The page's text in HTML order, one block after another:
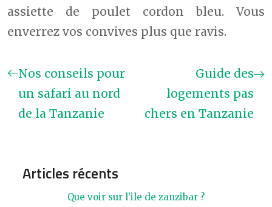
assiette de poulet cordon bleu. Vous
enverrez vos convives plus que ravis.
Nos conseils pour
un safari au nord
de la Tanzanie
Guide des
logements pas
chers en Tanzanie
Articles récents
Que voir sur l’ile de zanzibar ?